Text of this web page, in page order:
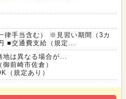
律手当含む） ※見習い期間（3カ
■交通費支給（規定...
は異なる場合が...
前崎市佐倉）
（規定あり）